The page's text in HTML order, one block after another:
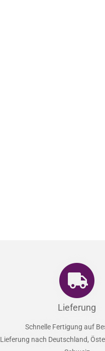
Lieferung
Schnelle Fertigung auf
Lieferung nach Deutschland,